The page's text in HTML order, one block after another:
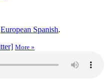
European Spanish.
More »